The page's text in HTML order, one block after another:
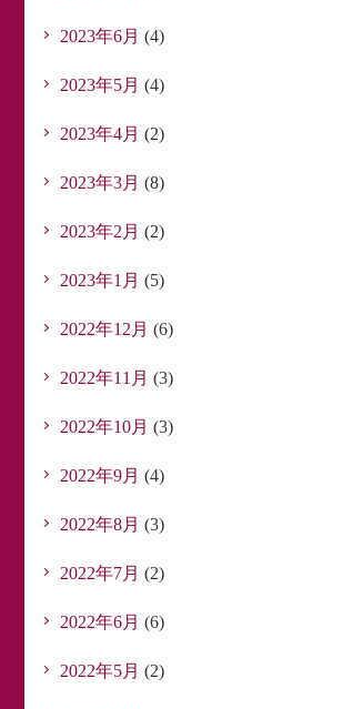
2023年6月 (4)
2023年5月 (4)
2023年4月 (2)
2023年3月 (8)
2023年2月 (2)
2023年1月 (5)
2022年12月 (6)
2022年11月 (3)
2022年10月 (3)
2022年9月 (4)
2022年8月 (3)
2022年7月 (2)
2022年6月 (6)
2022年5月 (2)